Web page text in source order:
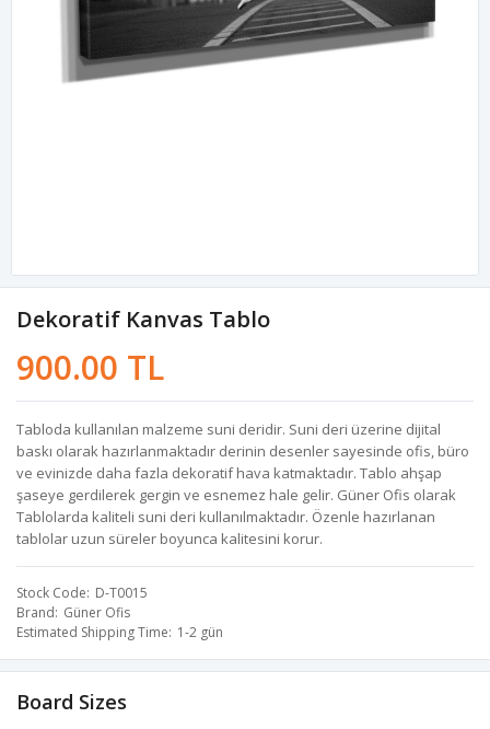
Dekoratif Kanvas Tablo
900.00 TL
Tabloda kullanılan malzeme suni deridir. Suni deri üzerine dijital
baskı olarak hazırlanmaktadır derinin desenler sayesinde ofis, büro
ve evinizde daha fazla dekoratif hava katmaktadır. Tablo ahşap
şaseye gerdilerek gergin ve esnemez hale gelir. Güner Ofis olarak
Tablolarda kaliteli suni deri kullanılmaktadır. Özenle hazırlanan
tablolar uzun süreler boyunca kalitesini korur.
Stock Code D-T0015
Brand Güner Ofis
Estimated Shipping Time 1-2 gün
Board Sizes